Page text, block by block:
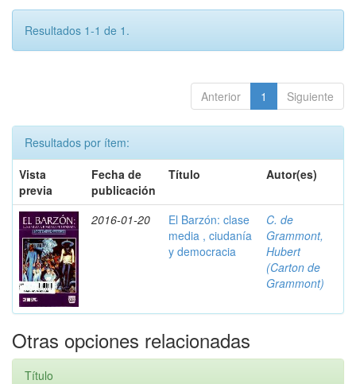
Resultados 1-1 de 1.
Anterior 1 Siguiente
Resultados por ítem:
Vista
previa
Fecha de
publicación
Título Autor(es)
2016-01-20
El Barzón: clase
media , ciudanía
y democracia
C. de
Grammont,
Hubert
(Carton de
Grammont)
Otras opciones relacionadas
Título